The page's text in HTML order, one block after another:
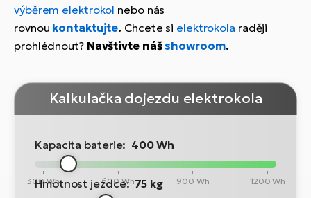
výběrem elektrokol nebo nás
rovnou kontaktujte. Chcete si elektrokola raději
prohlédnout? Navštivte nášshowroom.
Kalkulačka dojezdu elektrokola
Kapacita baterie: 400 Wh
300 Wh 600 Wh 900 Wh 1200 Wh
Hmotnost jezdce: 75 kg